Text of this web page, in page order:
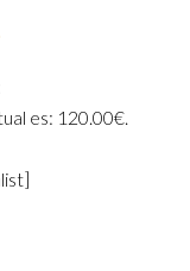
es: 120.00€.